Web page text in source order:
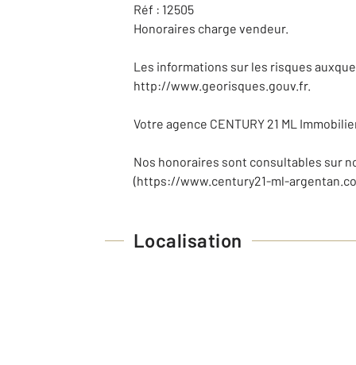
Réf : 12505
Honoraires charge vendeur.
Les informations sur les risques
http://www.georisques.gouv.fr.
Votre agence CENTURY 21 ML
Nos honoraires sont consultables sur
(https://www.century21-ml-
Localisation